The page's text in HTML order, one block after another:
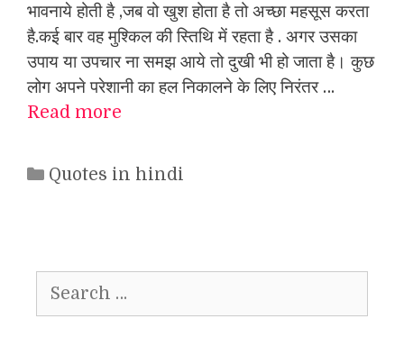
भावनाये होती है ,जब वो खुश होता है तो अच्छा महसूस करता
है.कई बार वह मुश्किल की स्तिथि में रहता है . अगर उसका
उपाय या उपचार ना समझ आये तो दुखी भी हो जाता है। कुछ
लोग अपने परेशानी का हल निकालने के लिए निरंतर …
Read more
Categories
Quotes in hindi
for: